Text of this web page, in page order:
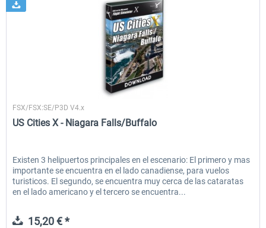
Aerosoft
FSX/FSX:SE/P3D V4.x
US Cities X - Niagara Falls/Buffalo
Existen 3 helipuertos principales en el escenario: El primero y mas
importante se encuentra en el lado canadiense, para vuelos
turisticos. El segundo, se encuentra muy cerca de las cataratas
en el lado americano y el tercero se encuentra...
15,20 € *